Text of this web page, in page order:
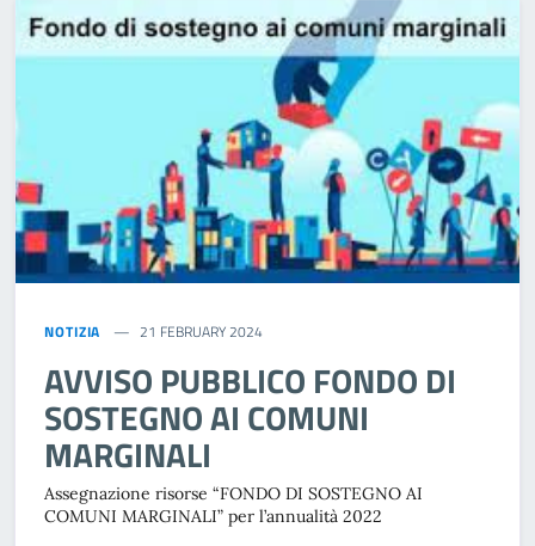
NOTIZIA 21 FEBRUARY 2024
AVVISO PUBBLICO FONDO DI
SOSTEGNO AI COMUNI
MARGINALI
Assegnazione risorse “FONDO DI SOSTEGNO AI
COMUNI MARGINALI” per l’annualità 2022